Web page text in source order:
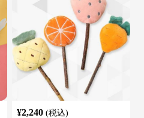
¥2,240 (税込)